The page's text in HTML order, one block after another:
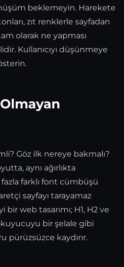
beklemeyin. Harekete
zıt renklerle sayfadan
olarak ne yapması
Kullanıcıyı düşünmeye
Göz ilk nereye bakmalı?
aynı ağırlıkta
farklı font cümbüşü
sayfayı tarayamaz
web tasarımı; H1, H2 ve
bir şelale gibi
pürüzsüzce kaydırır.